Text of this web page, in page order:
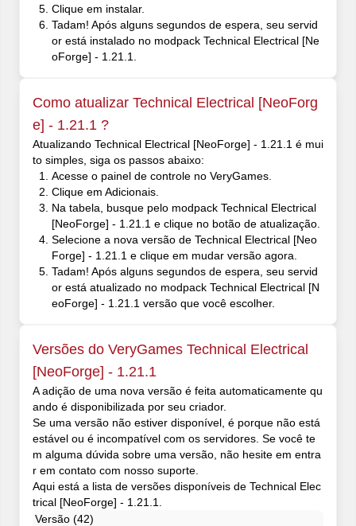
Clique em instalar.
Tadam! Após alguns segundos de espera, seu servid
or está instalado no modpack Technical Electrical [Ne
oForge] - 1.21.1.
Como atualizar Technical Electrical [NeoForg
e] - 1.21.1 ?
Atualizando Technical Electrical [NeoForge] - 1.21.1 é mui
to simples, siga os passos abaixo:
Acesse o painel de controle no VeryGames.
Clique em Adicionais.
Na tabela, busque pelo modpack Technical Electrical
[NeoForge] - 1.21.1 e clique no botão de atualização.
Selecione a nova versão de Technical Electrical [Neo
Forge] - 1.21.1 e clique em mudar versão agora.
Tadam! Após alguns segundos de espera, seu servid
or está atualizado no modpack Technical Electrical [N
eoForge] - 1.21.1 versão que você escolher.
Versões do VeryGames Technical Electrical
[NeoForge] - 1.21.1
A adição de uma nova versão é feita automaticamente qu
ando é disponibilizada por seu criador.
Se uma versão não estiver disponível, é porque não está
estável ou é incompatível com os servidores. Se você te
m alguma dúvida sobre uma versão, não hesite em entra
r em contato com nosso suporte.
Aqui está a lista de versões disponíveis de Technical Elec
trical [NeoForge] - 1.21.1.
Versão (42)